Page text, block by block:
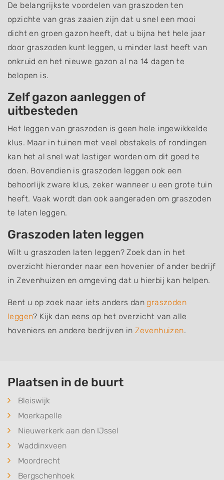
De belangrijkste voordelen van graszoden ten
opzichte van gras zaaien zijn dat u snel een mooi
dicht en groen gazon heeft, dat u bijna het hele jaar
door graszoden kunt leggen, u minder last heeft van
onkruid en het nieuwe gazon al na 14 dagen te
belopen is.
Zelf gazon aanleggen of
uitbesteden
Het leggen van graszoden is geen hele ingewikkelde
klus. Maar in tuinen met veel obstakels of rondingen
kan het al snel wat lastiger worden om dit goed te
doen. Bovendien is graszoden leggen ook een
behoorlijk zware klus, zeker wanneer u een grote tuin
heeft. Vaak wordt dan ook aangeraden om graszoden
te laten leggen.
Graszoden laten leggen
Wilt u graszoden laten leggen? Zoek dan in het
overzicht hieronder naar een hovenier of ander bedrijf
in Zevenhuizen en omgeving dat u hierbij kan helpen.
Bent u op zoek naar iets anders dangraszoden
leggen? Kijk dan eens op het overzicht van alle
hoveniers en andere bedrijven inZevenhuizen.
Plaatsen in de buurt
Bleiswijk
Moerkapelle
Nieuwerkerk aan den IJssel
Waddinxveen
Moordrecht
Bergschenhoek